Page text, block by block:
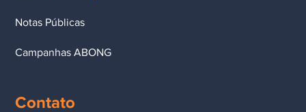
Notas Públicas
Campanhas ABONG
Contato